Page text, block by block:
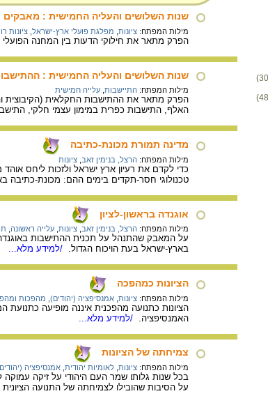
שנות השלושים והעליה החמישית : מאבקים
מילות המפתח: ציונות מפלגת פועלי ארץ-ישראל ציונות
הפרק מתאר את חילוקי הדעות בין המחנה הפועלי
שנות השלושים והעליה החמישית :
מילות המפתח: התיישבות עלייה חמישית
האלף, התישבות כפרית במימון עצמי חלקי,
מדינה תמורת מכונת-כתיבה
מילות המפתח: הרצל, בנימין זאב ציונות
כדי לקדם את רעיון ארץ ישראל ולזכות ליחס
טכנולוגי חסר-תקדים בימים ההם: מכונת-כתיבה
אוגנדה בראשון-לציון
מילות המפתח: הרצל, בנימין זאב ציונות עלייה ראשונה
על המאבק שהתנהל על תכנית ההתישבות באוגנדה,
בארץ-ישראל בעת הויכוח הגדול. /למידע מלא...
הציונות כמהפכה
מילות המפתח: ציונות אמנסיפציה (יהודים) מהפכות
הציונות כתנועה מהפכנית איננה מופיעה כתנועת
האמנסיפציה.
/למידע מלא...
צמיחתה של הציונות
מילות המפתח: ציונות לאומיות יהודית אמנסיפציה
בכל שנות גלותו שמר העם היהודי על זיקה
על הסיבות שהובילו לצמיחתה של התנועה הציונית